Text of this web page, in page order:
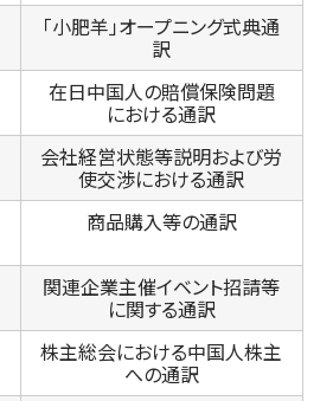
「小肥羊」オープニング式典通
訳
在日中国人の賠償保険問題
における通訳
会社経営状態等説明および労
使交渉における通訳
商品購入等の通訳
関連企業主催イベント招請等
に関する通訳
株主総会における中国人株主
への通訳